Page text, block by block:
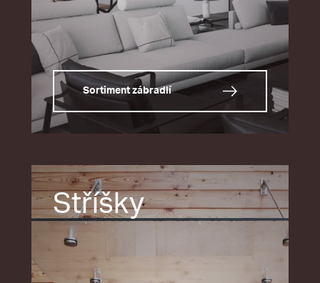
Sortiment zábradlí
Stříšky